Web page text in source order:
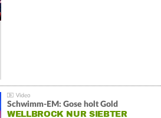
Schwimm-EM: Gose holt Gold
WELLBROCK NUR SIEBTER